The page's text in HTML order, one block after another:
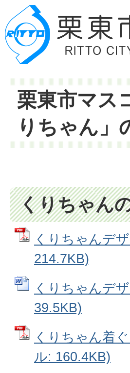
栗東市マス
りちゃん」
くりちゃん
くりちゃんデ
214.7KB)
くりちゃんデ
39.5KB)
くりちゃん着
ル: 160.4KB)